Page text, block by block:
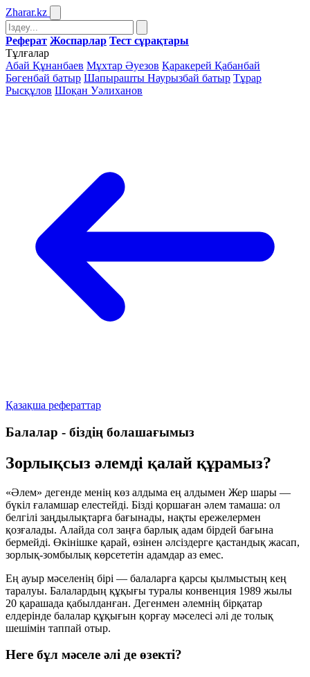
Zharar.kz
Реферат Жоспарлар Тест сұрақтары
Тұлғалар
Абай Құнанбаев Мұхтар Әуезов Қаракерей Қабанбай
Бөгенбай батыр Шапырашты Наурызбай батыр Тұрар
Рысқұлов Шоқан Уәлиханов
Қазақша рефераттар
Балалар - біздің болашағымыз
Зорлықсыз әлемді қалай құрамыз?
«Әлем» дегенде менің көз алдыма ең алдымен Жер шары —
бүкіл ғаламшар елестейді. Бізді қоршаған әлем тамаша: ол
белгілі заңдылықтарға бағынады, нақты ережелермен
қозғалады. Алайда сол заңға барлық адам бірдей бағына
бермейді. Өкінішке қарай, өзінен әлсіздерге қастандық жасап,
зорлық-зомбылық көрсететін адамдар аз емес.
Ең ауыр мәселенің бірі — балаларға қарсы қылмыстың кең
таралуы. Балалардың құқығы туралы конвенция 1989 жылы
20 қарашада қабылданған. Дегенмен әлемнің бірқатар
елдерінде балалар құқығын қорғау мәселесі әлі де толық
шешімін таппай отыр.
Неге бұл мәселе әлі де өзекті?